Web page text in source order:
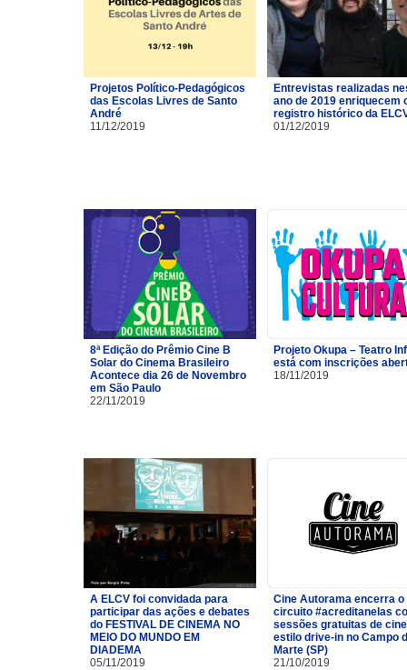
Projetos Político-Pedagógicos
das Escolas Livres de Santo
André
11/12/2019
Entrevistas realizadas
ano de 2019 enriquecem
registro histórico da
01/12/2019
8ª Edição do Prêmio Cine B
Solar do Cinema Brasileiro
Acontece dia 26 de Novembro
em São Paulo
22/11/2019
Projeto Okupa – Teatro
está com inscrições
18/11/2019
A ELCV foi convidada para
participar das ações e debates
do FESTIVAL DE CINEMA NO
MEIO DO MUNDO EM
DIADEMA
05/11/2019
Cine Autorama encerra o
circuito #acreditanelas
sessões gratuitas de
estilo drive-in no Campo
Marte (SP)
21/10/2019